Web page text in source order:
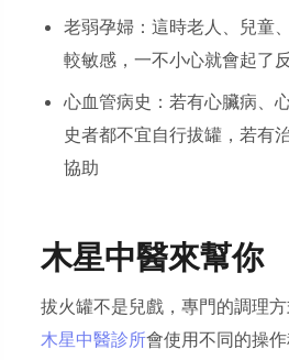
老弱孕婦：這時老人、兒童
較敏感，一不小心就會起了反
心血管病史：若有心臟病、
史者都不宜自行拔罐，若有
協助
木星中醫來幫你
拔火罐不是兒戲，專門的調理
木星中醫診所會使用不同的操